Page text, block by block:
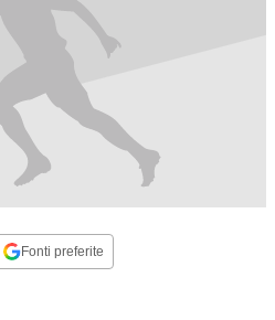
Fonti preferite